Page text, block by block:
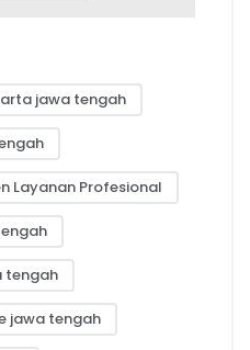
jawa tengah
Layanan Profesional
tengah
jawa tengah